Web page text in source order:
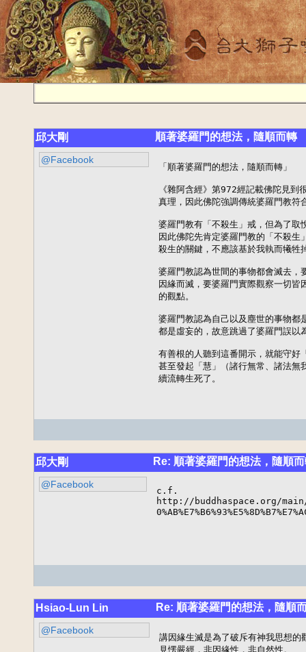
邱大剛 順著婆羅門的想法，隨順而轉
@Facebook
「順著婆羅門的想法，隨順而轉」
《雜阿含經》第972經記載佛陀見到
真理，因此佛陀強調傳統婆羅門教符
婆羅門教有「不殺生」戒，但為了取
因此佛陀先肯定婆羅門教的「不殺
殺生的關鍵，不應該基於我執而犧牲
婆羅門教認為世間的事物都會滅去，
因緣而滅，要婆羅門實際觀察一切
的觀點。
婆羅門教認為自己以及塵世的事物都
都是虛妄的，故意跳過了婆羅門誤以
有善根的人聽到這番開示，就能守好
甚至發起「慧」（諸行無常、諸法無
續流轉生死了。
邱大剛 Re: 順著婆羅門的想法，隨順
@Facebook
c.f.
http://buddhaspace.org/main/
Hsiao-Lun Lin Re: 順著婆羅門的想法，隨順
@Facebook
講因緣生滅是為了破斥有神我思想
見愣嚴經，非因緣性，非自然性。